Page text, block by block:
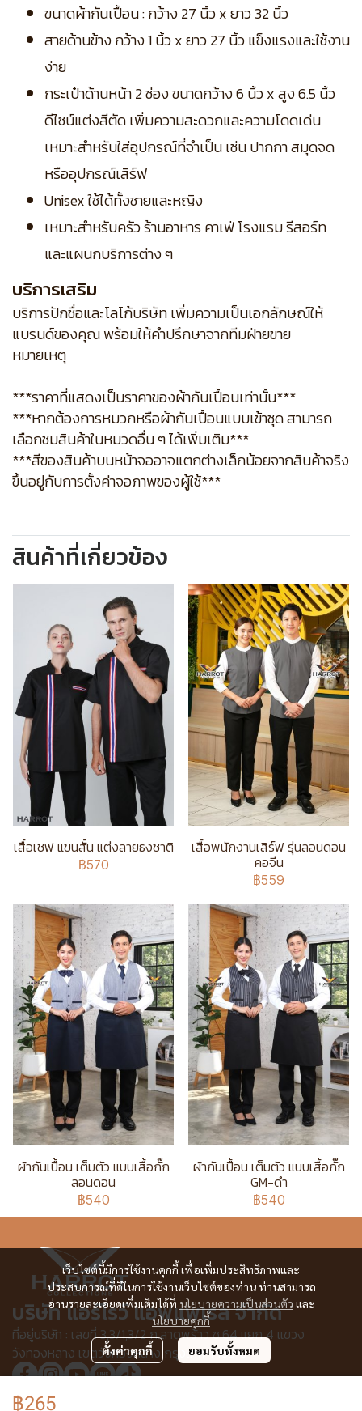
ขนาดผ้ากันเปื้อน : กว้าง 27 นิ้ว x ยาว 32 นิ้ว
สายด้านข้าง กว้าง 1 นิ้ว x ยาว 27 นิ้ว แข็งแรงและใช้งาน
ง่าย
กระเป๋าด้านหน้า 2 ช่อง ขนาดกว้าง 6 นิ้ว x สูง 6.5 นิ้ว
ดีไซน์แต่งสีตัด เพิ่มความสะดวกและความโดดเด่น
เหมาะสำหรับใส่อุปกรณ์ที่จำเป็น เช่น ปากกา สมุดจด
หรืออุปกรณ์เสิร์ฟ
Unisex ใช้ได้ทั้งชายและหญิง
เหมาะสำหรับครัว ร้านอาหาร คาเฟ่ โรงแรม รีสอร์ท
และแผนกบริการต่าง ๆ
บริการเสริม
บริการปักชื่อและโลโก้บริษัท เพิ่มความเป็นเอกลักษณ์ให้
แบรนด์ของคุณ พร้อมให้คำปรึกษาจากทีมฝ่ายขาย
หมายเหตุ
***ราคาที่แสดงเป็นราคาของผ้ากันเปื้อนเท่านั้น***
***หากต้องการหมวกหรือผ้ากันเปื้อนแบบเข้าชุด สามารถ
เลือกชมสินค้าในหมวดอื่น ๆ ได้เพิ่มเติม***
***สีของสินค้าบนหน้าจออาจแตกต่างเล็กน้อยจากสินค้าจริง
ขึ้นอยู่กับการตั้งค่าจอภาพของผู้ใช้***
สินค้าที่เกี่ยวข้อง
เสื้อเชฟ แขนสั้น แต่งลายธงชาติ
฿570
เสื้อพนักงานเสิร์ฟ รุ่นลอนดอน
คอจีน
฿559
ผ้ากันเปื้อน เต็มตัว แบบเสื้อกั๊ก
ลอนดอน
฿540
ผ้ากันเปื้อน เต็มตัว แบบเสื้อกั๊ก
GM-ดำ
฿540
฿265
เว็บไซต์นี้มีการใช้งานคุกกี้ เพื่อเพิ่มประสิทธิภาพและ
ประสบการณ์ที่ดีในการใช้งานเว็บไซต์ของท่าน ท่านสามารถ
อ่านรายละเอียดเพิ่มเติมได้ที่ นโยบายความเป็นส่วนตัว และ
นโยบายคุกกี้
ตั้งค่าคุกกี้ ยอมรับทั้งหมด
บริษัท แอร์โรว์ แอพแพเรล จำกัด
ที่อยู่บริษัท : เลขที่ 3,3/1,3/2 ก.ลาดพร้าว ซ.64 แยก 4 แขวง
วังทองหลาง เขตวังทองหลาง กรุงเทพฯ 10310